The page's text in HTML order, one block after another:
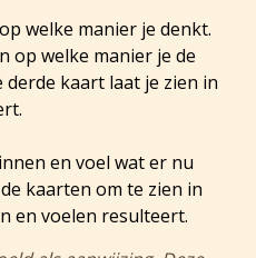
welke manier je denkt.
op welke manier je de
kaart laat je zien in
en voel wat er nu
kaarten om te zien in
en voelen resulteert.